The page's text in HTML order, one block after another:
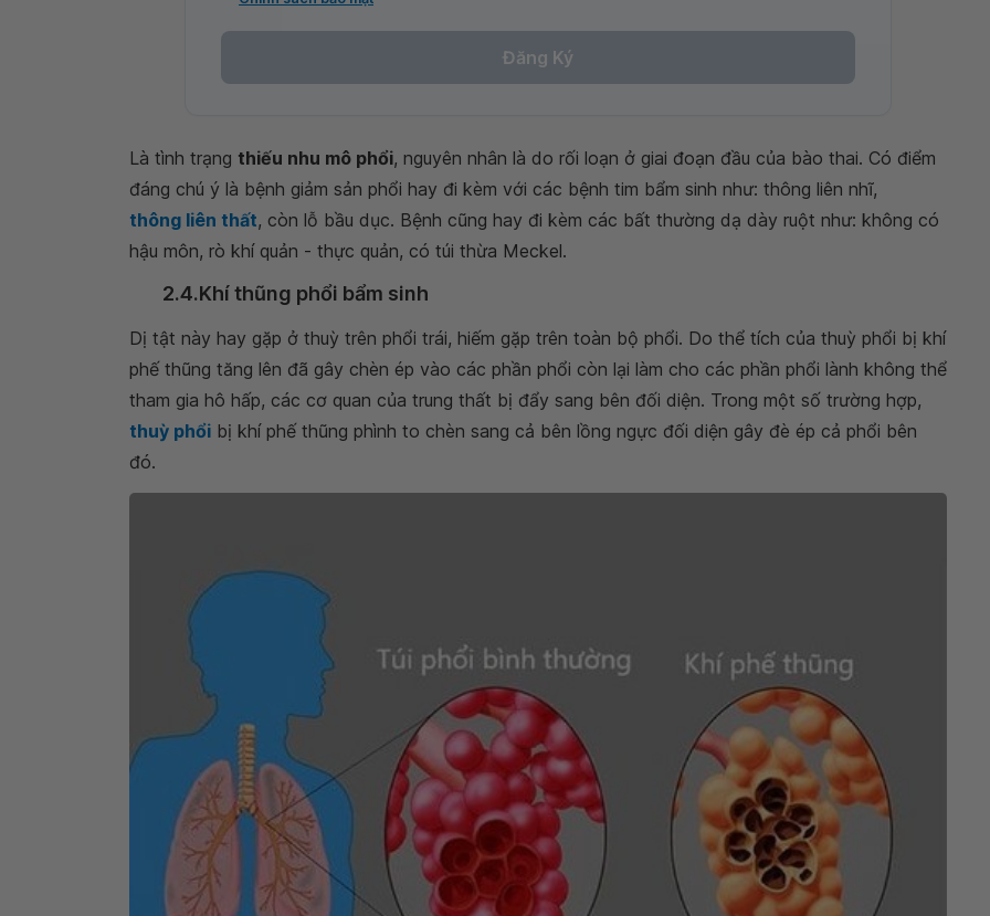
Đăng Ký
Là tình trạng thiếu nhu mô phổi, nguyên nhân là do rối loạn ở giai đoạn đầu của bào thai. Có điểm
đáng chú ý là bệnh giảm sản phổi hay đi kèm với các bệnh tim bẩm sinh như: thông liên nhĩ,
thông liên thất, còn lỗ bầu dục. Bệnh cũng hay đi kèm các bất thường dạ dày ruột như: không có
hậu môn, rò khí quản - thực quản, có túi thừa Meckel.
2.4.Khí thũng phổi bẩm sinh
Dị tật này hay gặp ở thuỳ trên phổi trái, hiếm gặp trên toàn bộ phổi. Do thể tích của thuỳ phổi bị khí
phế thũng tăng lên đã gây chèn ép vào các phần phổi còn lại làm cho các phần phổi lành không thể
tham gia hô hấp, các cơ quan của trung thất bị đẩy sang bên đối diện. Trong một số trường hợp,
thuỳ phổi bị khí phế thũng phình to chèn sang cả bên lồng ngực đối diện gây đè ép cả phổi bên
đó.